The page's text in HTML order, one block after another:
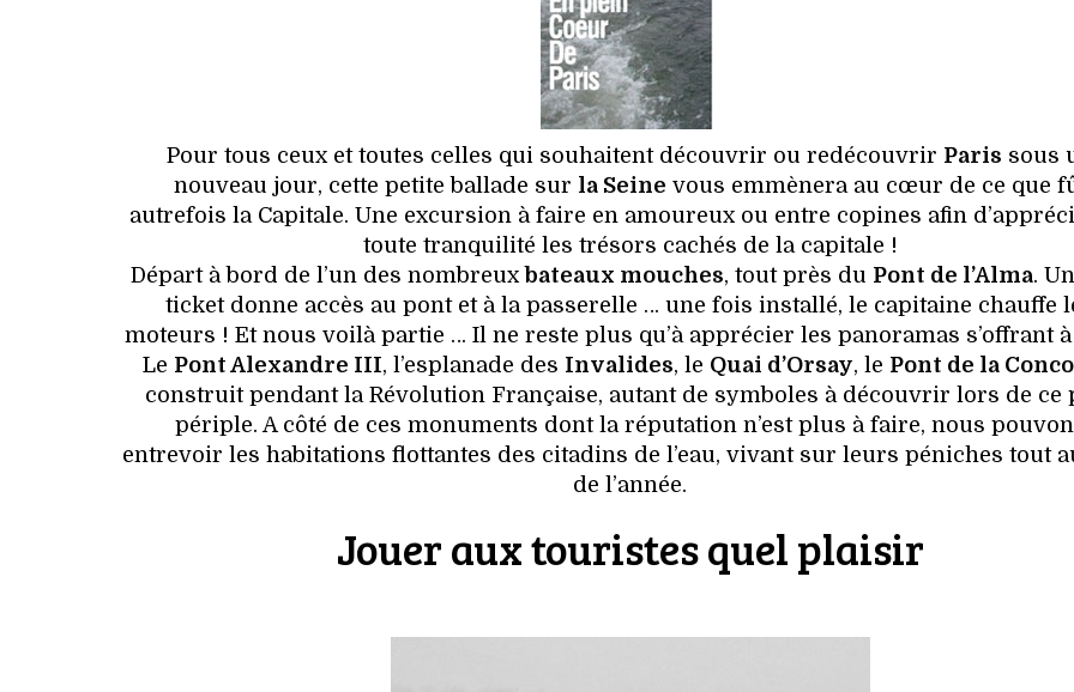
Pour tous ceux et toutes celles qui souhaitent découvrir ou redécouvrir Paris sous
nouveau jour, cette petite ballade sur la Seine vous emmènera au cœur de ce que
autrefois la Capitale. Une excursion à faire en amoureux ou entre copines afin
toute tranquilité les trésors cachés de la capitale !
Départ à bord de l’un des nombreuxbateaux mouches, tout près du Pont de l’Alma.
ticket donne accès au pont et à la passerelle … une fois installé, le capitaine chauffe
moteurs ! Et nous voilà partie … Il ne reste plus qu’à apprécier les panoramas s’offrant
Le Pont Alexandre III, l’esplanade des Invalides, le Quai d’Orsay, le Pont de la
construit pendant la Révolution Française, autant de symboles à découvrir lors de ce
périple. A côté de ces monuments dont la réputation n’est plus à faire, nous
entrevoir les habitations flottantes des citadins de l’eau, vivant sur leurs péniches tout
de l’année.
Jouer aux touristes quel plaisir